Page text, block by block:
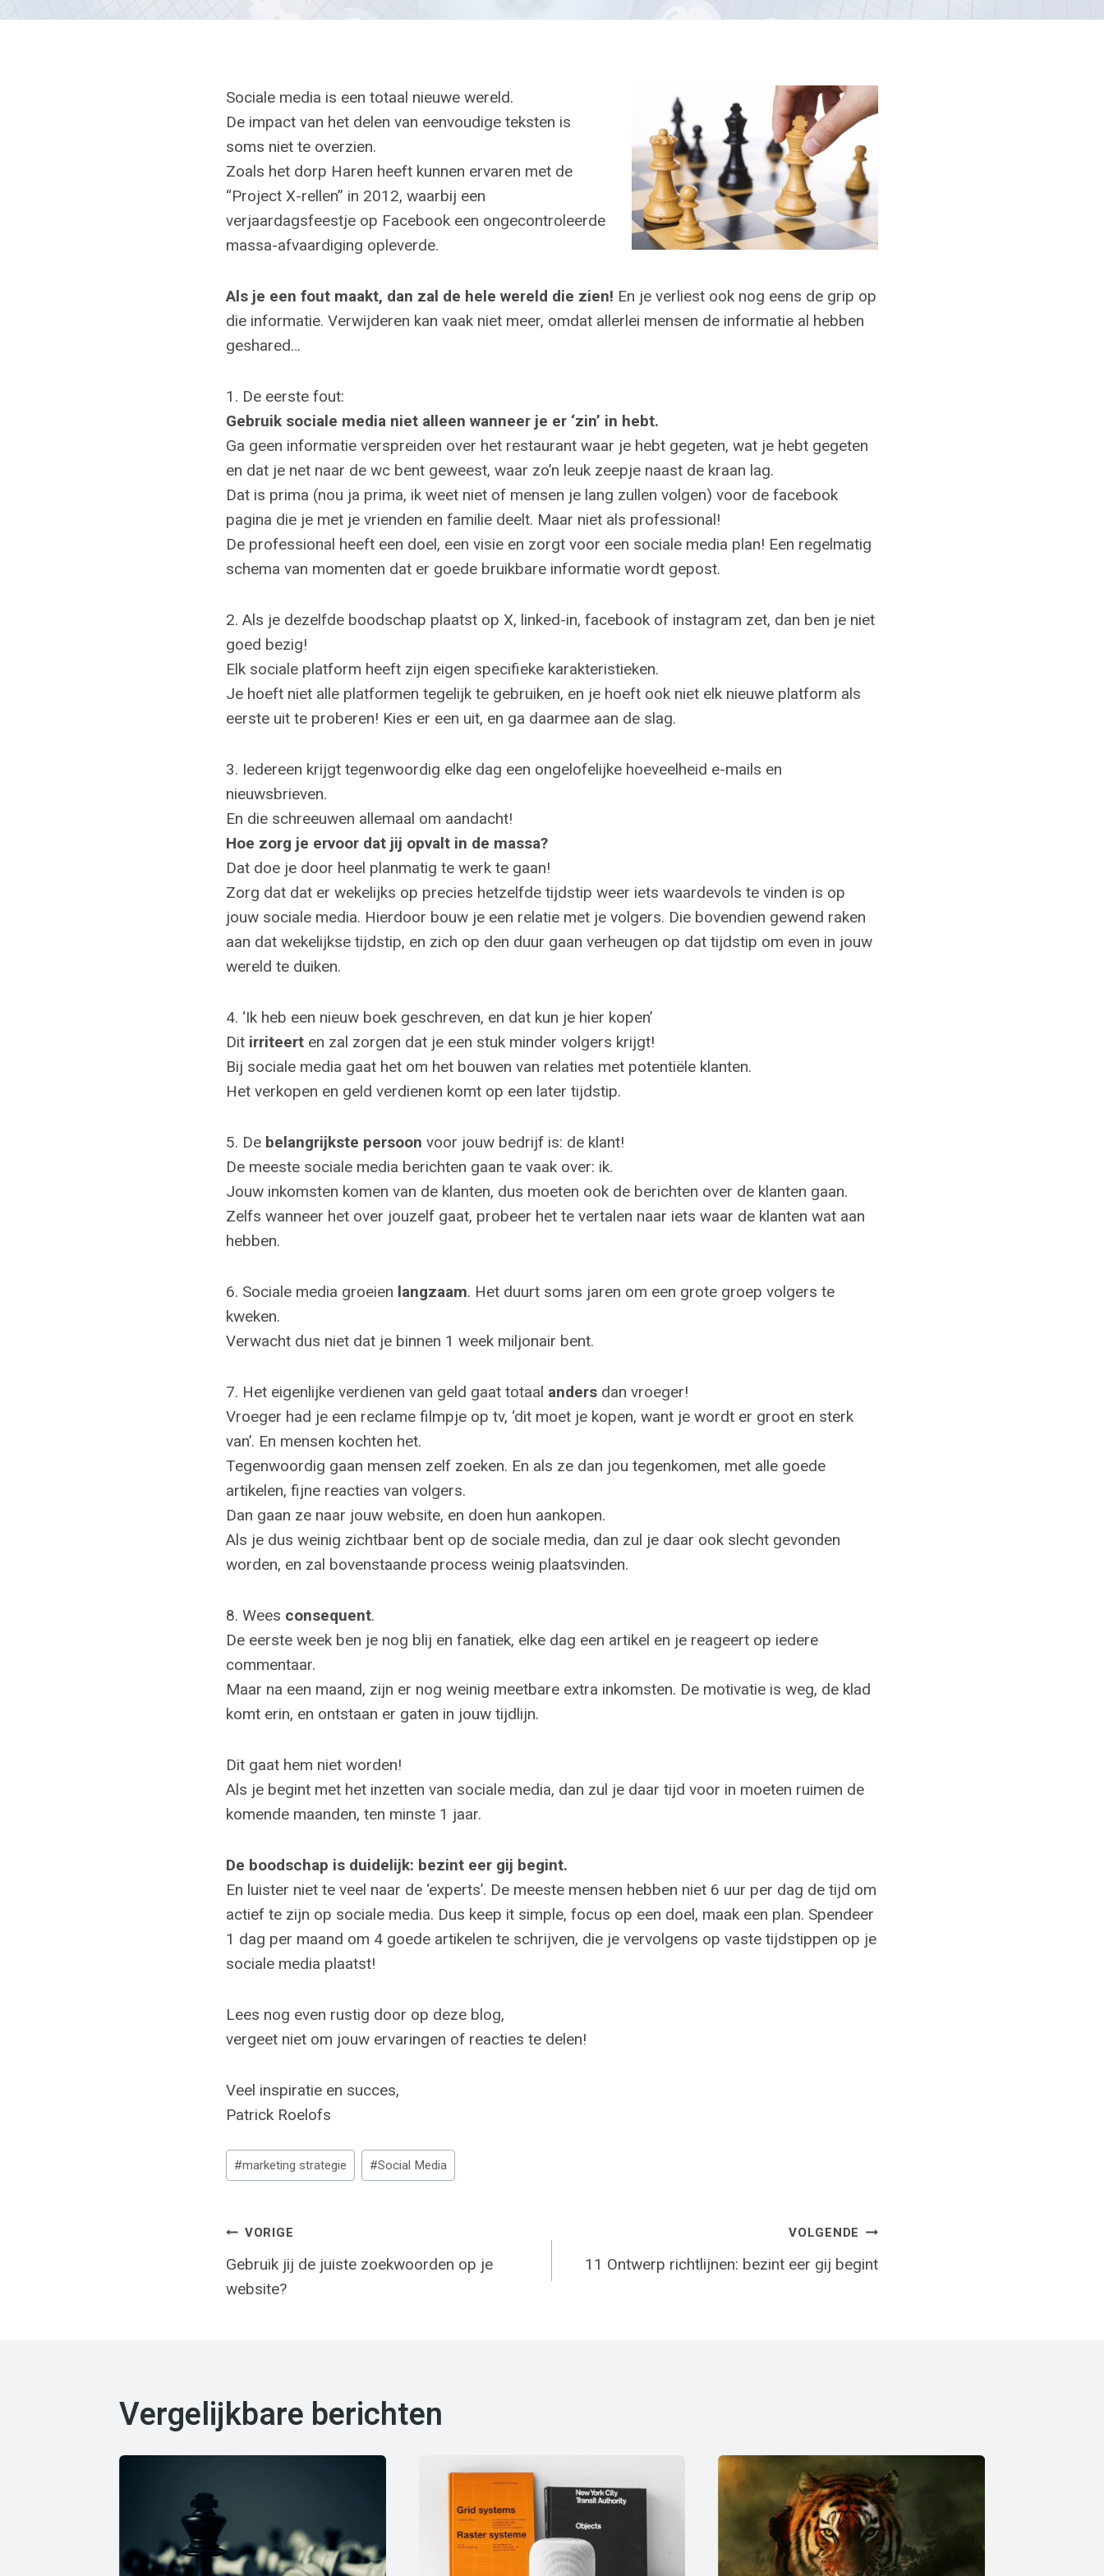
Sociale media is een totaal nieuwe wereld.
De impact van het delen van eenvoudige teksten is
soms niet te overzien.
Zoals het dorp Haren heeft kunnen ervaren met de
“Project X-rellen” in 2012, waarbij een
verjaardagsfeestje op Facebook een ongecontroleerde
massa-afvaardiging opleverde.
Als je een fout maakt, dan zal de hele wereld die zien! En je verliest ook nog eens de grip op
die informatie. Verwijderen kan vaak niet meer, omdat allerlei mensen de informatie al hebben
geshared…
1. De eerste fout:
Gebruik sociale media niet alleen wanneer je er ‘zin’ in hebt.
Ga geen informatie verspreiden over het restaurant waar je hebt gegeten, wat je hebt gegeten
en dat je net naar de wc bent geweest, waar zo’n leuk zeepje naast de kraan lag.
Dat is prima (nou ja prima, ik weet niet of mensen je lang zullen volgen) voor de facebook
pagina die je met je vrienden en familie deelt. Maar niet als professional!
De professional heeft een doel, een visie en zorgt voor een sociale media plan! Een regelmatig
schema van momenten dat er goede bruikbare informatie wordt gepost.
2. Als je dezelfde boodschap plaatst op X, linked-in, facebook of instagram zet, dan ben je niet
goed bezig!
Elk sociale platform heeft zijn eigen specifieke karakteristieken.
Je hoeft niet alle platformen tegelijk te gebruiken, en je hoeft ook niet elk nieuwe platform als
eerste uit te proberen! Kies er een uit, en ga daarmee aan de slag.
3. Iedereen krijgt tegenwoordig elke dag een ongelofelijke hoeveelheid e-mails en
nieuwsbrieven.
En die schreeuwen allemaal om aandacht!
Hoe zorg je ervoor dat jij opvalt in de massa?
Dat doe je door heel planmatig te werk te gaan!
Zorg dat dat er wekelijks op precies hetzelfde tijdstip weer iets waardevols te vinden is op
jouw sociale media. Hierdoor bouw je een relatie met je volgers. Die bovendien gewend raken
aan dat wekelijkse tijdstip, en zich op den duur gaan verheugen op dat tijdstip om even in jouw
wereld te duiken.
4. ‘Ik heb een nieuw boek geschreven, en dat kun je hier kopen’
Dit irriteert en zal zorgen dat je een stuk minder volgers krijgt!
Bij sociale media gaat het om het bouwen van relaties met potentiële klanten.
Het verkopen en geld verdienen komt op een later tijdstip.
5. De belangrijkste persoon voor jouw bedrijf is: de klant!
De meeste sociale media berichten gaan te vaak over: ik.
Jouw inkomsten komen van de klanten, dus moeten ook de berichten over de klanten gaan.
Zelfs wanneer het over jouzelf gaat, probeer het te vertalen naar iets waar de klanten wat aan
hebben.
6. Sociale media groeien langzaam. Het duurt soms jaren om een grote groep volgers te
kweken.
Verwacht dus niet dat je binnen 1 week miljonair bent.
7. Het eigenlijke verdienen van geld gaat totaal anders dan vroeger!
Vroeger had je een reclame filmpje op tv, ‘dit moet je kopen, want je wordt er groot en sterk
van’. En mensen kochten het.
Tegenwoordig gaan mensen zelf zoeken. En als ze dan jou tegenkomen, met alle goede
artikelen, fijne reacties van volgers.
Dan gaan ze naar jouw website, en doen hun aankopen.
Als je dus weinig zichtbaar bent op de sociale media, dan zul je daar ook slecht gevonden
worden, en zal bovenstaande process weinig plaatsvinden.
8. Wees consequent.
De eerste week ben je nog blij en fanatiek, elke dag een artikel en je reageert op iedere
commentaar.
Maar na een maand, zijn er nog weinig meetbare extra inkomsten. De motivatie is weg, de klad
komt erin, en ontstaan er gaten in jouw tijdlijn.
Dit gaat hem niet worden!
Als je begint met het inzetten van sociale media, dan zul je daar tijd voor in moeten ruimen de
komende maanden, ten minste 1 jaar.
De boodschap is duidelijk: bezint eer gij begint.
En luister niet te veel naar de ‘experts’. De meeste mensen hebben niet 6 uur per dag de tijd om
actief te zijn op sociale media. Dus keep it simple, focus op een doel, maak een plan. Spendeer
1 dag per maand om 4 goede artikelen te schrijven, die je vervolgens op vaste tijdstippen op je
sociale media plaatst!
Lees nog even rustig door op deze blog,
vergeet niet om jouw ervaringen of reacties te delen!
Veel inspiratie en succes,
Patrick Roelofs
Bericht
tags:
#marketing strategie #Social Media
Bericht
navigatie
VORIGE
Gebruik jij de juiste zoekwoorden op je
website?
VOLGENDE
11 Ontwerp richtlijnen: bezint eer gij begint
Vergelijkbare berichten